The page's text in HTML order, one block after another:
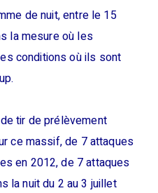
de nuit, entre le 15
la mesure où les
conditions où ils sont
tir de prélèvement
ce massif, de 7 attaques
en 2012, de 7 attaques
la nuit du 2 au 3 juillet